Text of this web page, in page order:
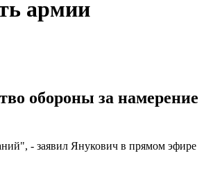
армии
обороны за намерение
- заявил Янукович в прямом эфире